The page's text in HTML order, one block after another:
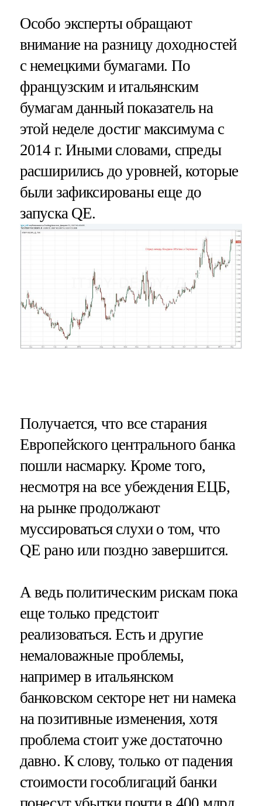
Особо эксперты обращают
внимание на разницу доходностей
с немецкими бумагами. По
французским и итальянским
бумагам данный показатель на
этой неделе достиг максимума с
2014 г. Иными словами, спреды
расширились до уровней, которые
были зафиксированы еще до
запуска QE.
Получается, что все старания
Европейского центрального банка
пошли насмарку. Кроме того,
несмотря на все убеждения ЕЦБ,
на рынке продолжают
муссироваться слухи о том, что
QE рано или поздно завершится.
А ведь политическим рискам пока
еще только предстоит
реализоваться. Есть и другие
немаловажные проблемы,
например в итальянском
банковском секторе нет ни намека
на позитивные изменения, хотя
проблема стоит уже достаточно
давно. К слову, только от падения
стоимости гособлигаций банки